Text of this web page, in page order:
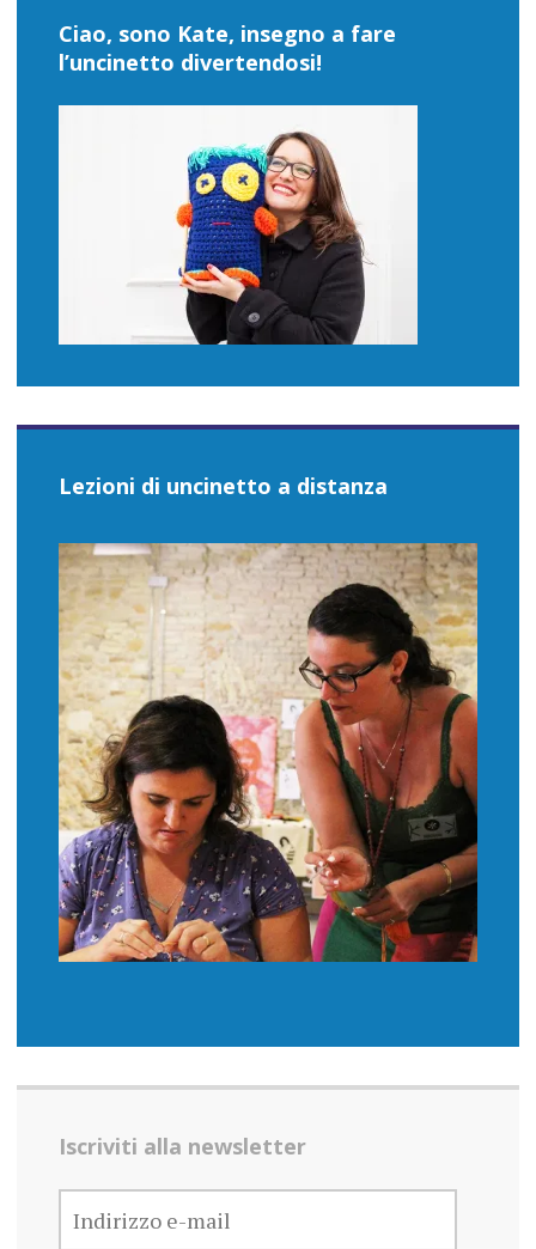
Ciao, sono Kate, insegno a fare
l’uncinetto divertendosi!
Lezioni di uncinetto a distanza
Iscriviti alla newsletter
INDIRIZZO
E-
MAIL